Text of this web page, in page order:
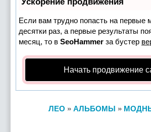
Если вам трудно попасть на первые
десятки раз, а первые результаты
месяц, то в SeoHammer за бустер
Начать продвижение
ЛЕО » АЛЬБОМЫ »